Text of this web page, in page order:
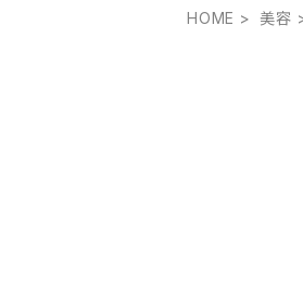
HOME 美容